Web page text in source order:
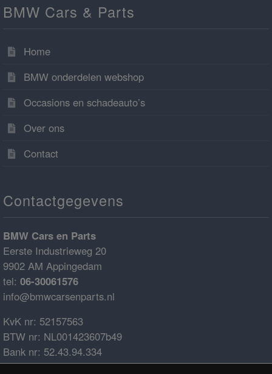
BMW Cars & Parts
Home
BMW onderdelen webshop
Occasions en schadeauto’s
Over ons
Contact
Contactgegevens
BMW Cars en Parts
Eerste Industrieweg 20
9902 AM Appingedam
tel: 06-30061576
info@bmwcarsenparts.nl
KvK nr: 52157563
BTW nr: NL001423607b49
Bank nr: 52.43.94.334
IBAN: NL68ABNA0524394334